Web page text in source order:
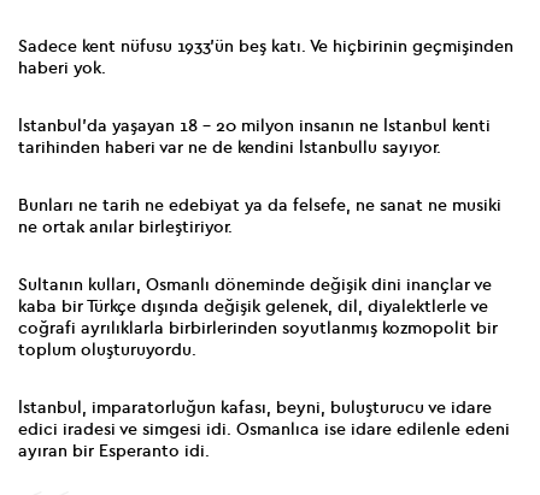
Sadece kent nüfusu 1933’ün beş katı. Ve hiçbirinin geçmişinden
haberi yok.
İstanbul’da yaşayan 18 - 20 milyon insanın ne İstanbul kenti
tarihinden haberi var ne de kendini İstanbullu sayıyor.
Bunları ne tarih ne edebiyat ya da felsefe, ne sanat ne musiki
ne ortak anılar birleştiriyor.
Sultanın kulları, Osmanlı döneminde değişik dini inançlar ve
kaba bir Türkçe dışında değişik gelenek, dil, diyalektlerle ve
coğrafi ayrılıklarla birbirlerinden soyutlanmış kozmopolit bir
toplum oluşturuyordu.
İstanbul, imparatorluğun kafası, beyni, buluşturucu ve idare
edici iradesi ve simgesi idi. Osmanlıca ise idare edilenle edeni
ayıran bir Esperanto idi.